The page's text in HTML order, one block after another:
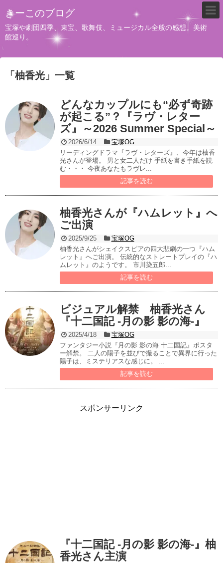
きーこのブログ
宝塚や劇団四季、東宝、歌舞伎、ミュージカル全般の感想。美術
館巡り。
「 柚香光 」 一覧
どんなカップルにも“必ず奇跡
が起こる”？『ラヴ・レター
ズ』～2026 Summer Special～
2026/6/14
宝塚OG
リーディングドラマ『ラヴ・レターズ』、今年は柚香
光さんが登場。 男と女二人だけ 手紙を書き手紙を読
む・・・ 今夜あなたもラヴレ...
記事を読む
柚香光さんが『ハムレット』へ
ご出演
2025/9/25
宝塚OG
柚香光さんがシェイクスピアの四大悲劇の一つ『ハム
レット』へご出演。 伝統的なストレートプレイの『ハ
ムレット』のようです。 市川染五郎...
記事を読む
ビジュアル解禁 柚香光さん
『十二国記 -月の影 影の海-』
2025/4/18
宝塚OG
ファンタジー小説『月の影 影の海 十二国記』ポスタ
ー解禁。 二人の陽子を並びで撮ることで異界に行った
陽子は、ミステリアスな感じに。 ...
記事を読む
スポンサーリンク
『十二国記 -月の影 影の海-』柚
香光さん主演